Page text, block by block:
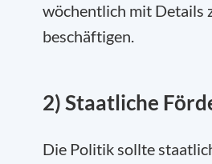
wöchentlich mit Details
beschäftigen.
2) Staatliche
Die Politik sollte